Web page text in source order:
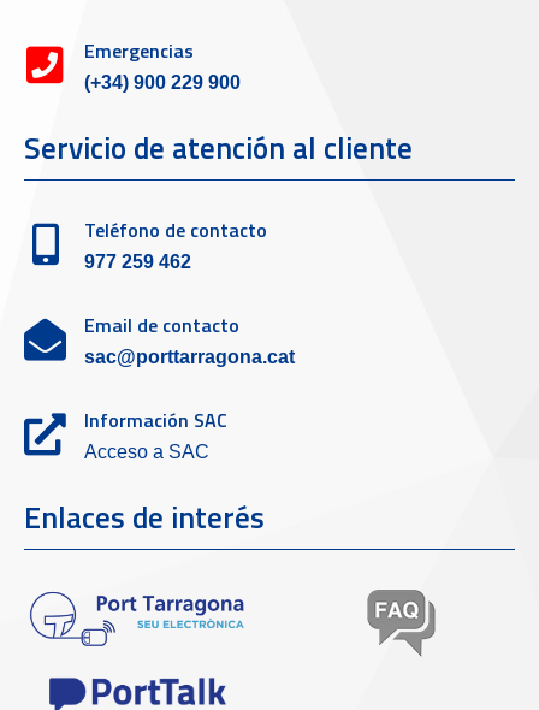
Emergencias
(+34) 900 229 900
Servicio de atención al cliente
Teléfono de contacto
977 259 462
Email de contacto
sac@porttarragona.cat
Información SAC
Acceso a SAC
Enlaces de interés